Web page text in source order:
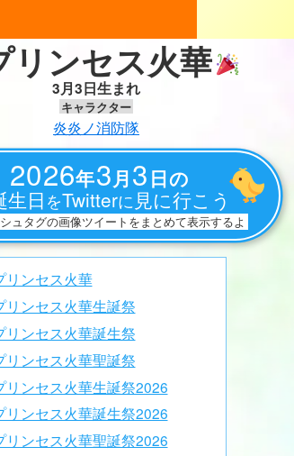
リンセス火華
3月3日生まれ
キャラクター
炎炎ノ消防隊
2026年3 月3 日の
生日をTwitterに見に行こう
ュタグの画像ツイートをまとめて表示するよ
リンセス火華
リンセス火華生誕祭
リンセス火華誕生祭
リンセス火華聖誕祭
リンセス火華生誕祭2026
リンセス火華誕生祭2026
リンセス火華聖誕祭2026